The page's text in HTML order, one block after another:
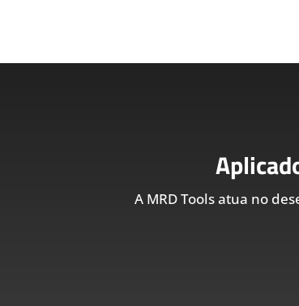
A MRD Tools atua no